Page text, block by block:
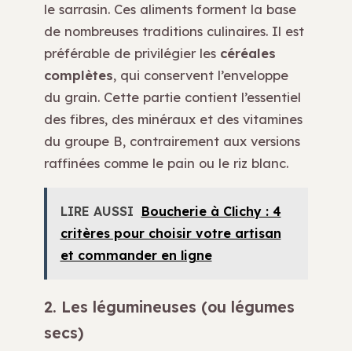
le sarrasin. Ces aliments forment la base
de nombreuses traditions culinaires. Il est
préférable de privilégier les céréales
complètes, qui conservent l’enveloppe
du grain. Cette partie contient l’essentiel
des fibres, des minéraux et des vitamines
du groupe B, contrairement aux versions
raffinées comme le pain ou le riz blanc.
LIRE AUSSI Boucherie à Clichy : 4
critères pour choisir votre artisan
et commander en ligne
2. Les légumineuses (ou légumes
secs)